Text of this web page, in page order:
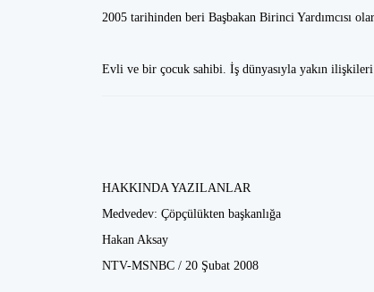
2005 tarihinden beri Başbakan Birinci Yardımcısı
Evli ve bir çocuk sahibi. İş dünyasıyla yakın
HAKKINDA YAZILANLAR
Medvedev: Çöpçülükten başkanlığa
Hakan Aksay
NTV-MSNBC / 20 Şubat 2008